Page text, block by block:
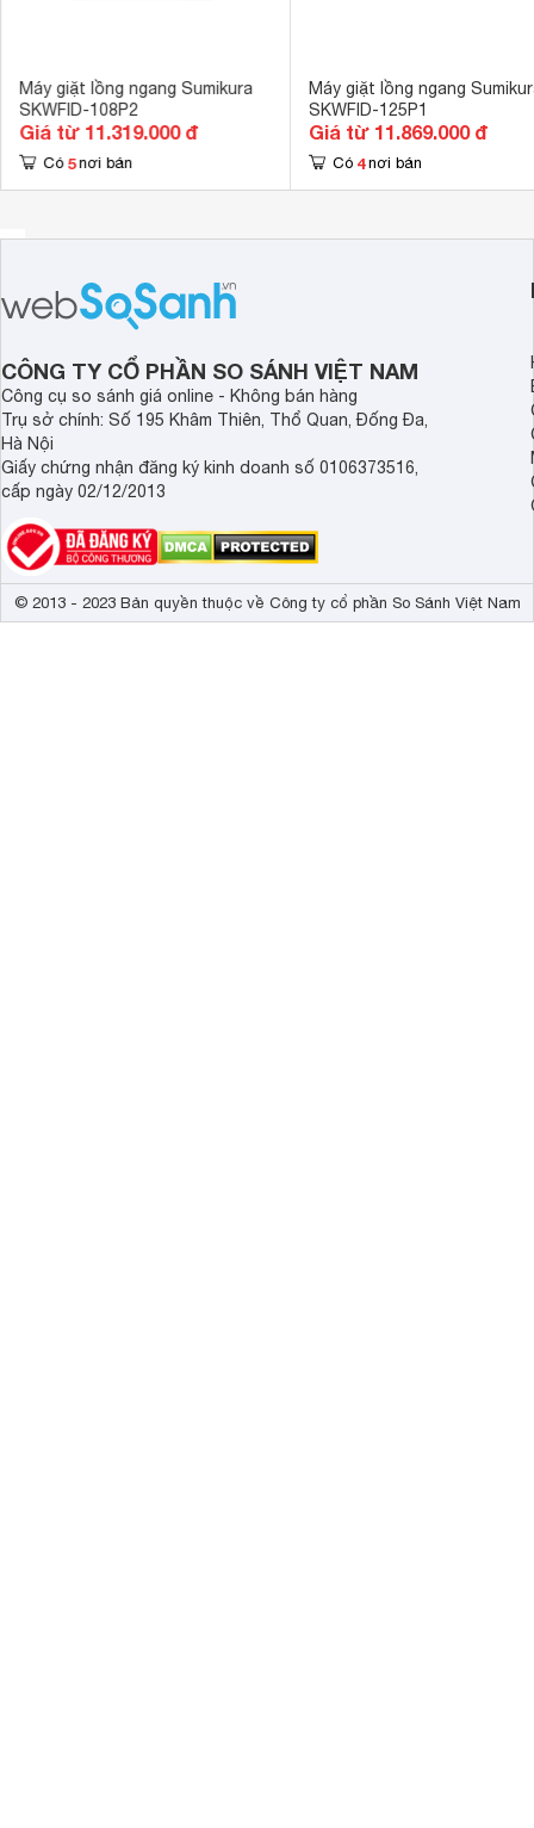
Máy giặt lồng ngang Sumikura
SKWFID-108P2
Giá từ 11.319.000 đ
Có 5 nơi bán
Máy giặt lồng ngang
SKWFID-125P1
Giá từ 11.869.000 đ
Có 4 nơi bán
CÔNG TY CỔ PHẦN SO SÁNH VIỆT NAM
Công cụ so sánh giá online - Không bán hàng
Trụ sở chính: Số 195 Khâm Thiên, Thổ Quan, Đống Đa,
Hà Nội
Giấy chứng nhận đăng ký kinh doanh số 0106373516,
cấp ngày 02/12/2013
© 2013 - 2023 Bản quyền thuộc về Công ty cổ phần So Sánh Việt Nam